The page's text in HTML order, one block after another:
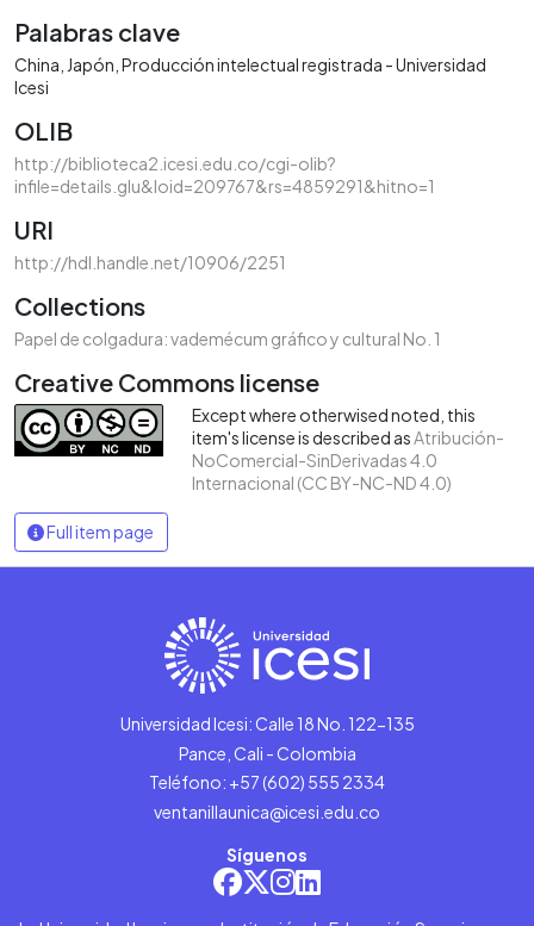
Palabras clave
China Japón Producción intelectual registrada - Universidad
Icesi
OLIB
http://biblioteca2.icesi.edu.co/cgi-olib?
infile=details.glu&loid=209767&rs=4859291&hitno=1
URI
http://hdl.handle.net/10906/2251
Collections
Papel de colgadura: vademécum gráfico y cultural No. 1
Creative Commons license
Except where otherwised noted, this
item's license is described asAtribución-
NoComercial-SinDerivadas 4.0
Internacional (CC BY-NC-ND 4.0)
Full item page
Universidad Icesi: Calle 18 No. 122-135
Pance, Cali - Colombia
Teléfono: +57 (602) 555 2334
ventanillaunica@icesi.edu.co
Síguenos